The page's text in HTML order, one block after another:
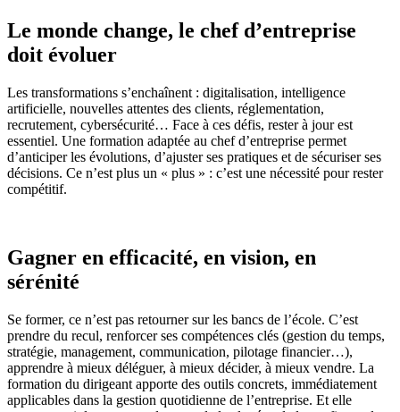
Le monde change, le chef d’entreprise
doit évoluer
Les transformations s’enchaînent : digitalisation, intelligence
artificielle, nouvelles attentes des clients, réglementation,
recrutement, cybersécurité… Face à ces défis, rester à jour est
essentiel. Une formation adaptée au chef d’entreprise permet
d’anticiper les évolutions, d’ajuster ses pratiques et de sécuriser ses
décisions. Ce n’est plus un « plus » : c’est une nécessité pour rester
compétitif.
Gagner en efficacité, en vision, en
sérénité
Se former, ce n’est pas retourner sur les bancs de l’école. C’est
prendre du recul, renforcer ses compétences clés (gestion du temps,
stratégie, management, communication, pilotage financier…),
apprendre à mieux déléguer, à mieux décider, à mieux vendre. La
formation du dirigeant apporte des outils concrets, immédiatement
applicables dans la gestion quotidienne de l’entreprise. Et elle